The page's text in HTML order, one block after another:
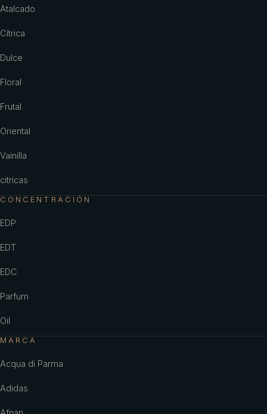
Atalcado
Cítrica
Dulce
Floral
Frutal
Oriental
Vainilla
citricas
CONCENTRACIÓN
EDP
EDT
EDC
Parfum
Oil
MARCA
Acqua di Parma
Adidas